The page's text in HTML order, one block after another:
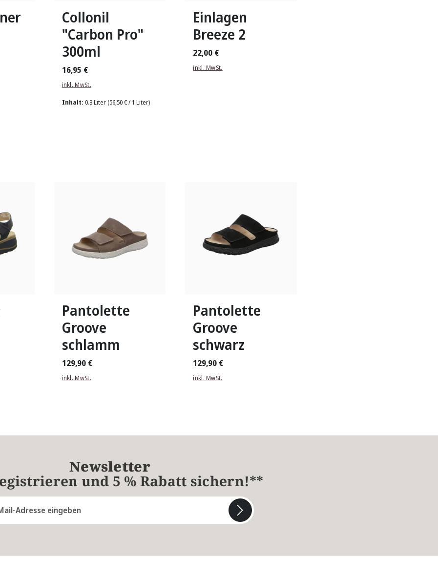
Collonil
"Carbon Pro"
300ml
Inhalt: 0.3 Liter (56,50 € / 1 Liter)
16,95 €
inkl. MwSt.
Einlagen
Breeze 2
22,00 €
inkl. MwSt.
Pantolette
Groove
schlamm
129,90 €
inkl. MwSt.
Pantolette
Groove
schwarz
129,90 €
inkl. MwSt.
Newsletter
und 5 % Rabatt sichern!**